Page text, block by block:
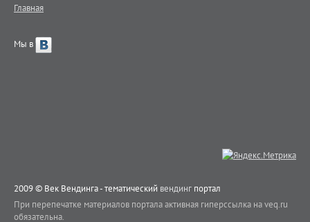
Главная
Мы в
2009 © Век Вендинга - тематический вендинг портал
При перепечатке материалов портала активная гиперссылка на veq.ru
обязательна.